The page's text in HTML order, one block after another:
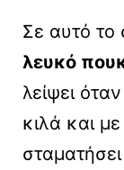
Σε αυτό
λευκό
λείψει
κιλά και με